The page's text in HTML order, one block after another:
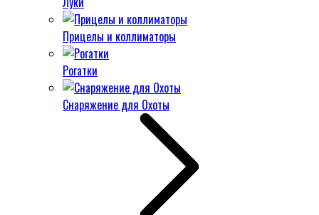
Прицелы и коллиматоры
Рогатки
Снаряжение для Охоты